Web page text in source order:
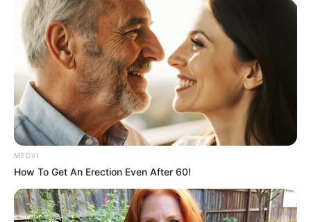
MEDVI
How To Get An Erection Even After 60!